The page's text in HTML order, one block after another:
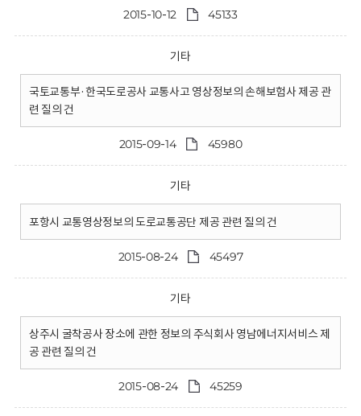
2015-10-12 45133
기타
국토교통부·한국도로공사 교통사고 영상정보의 손해보험사 제공 관
련 질의 건
2015-09-14 45980
기타
포항시 교통영상정보의 도로교통공단 제공 관련 질의 건
2015-08-24 45497
기타
상주시 굴착공사 장소에 관한 정보의 주식회사 영남에너지서비스 제
공 관련 질의 건
2015-08-24 45259